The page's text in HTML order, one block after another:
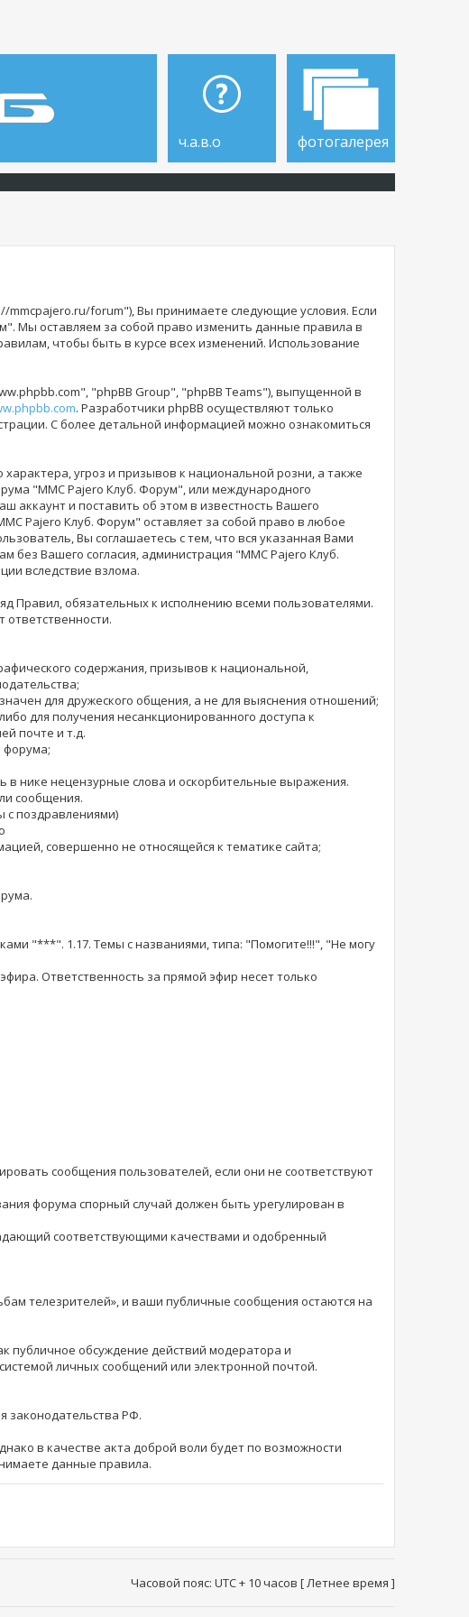
ч.а.в.о фотогалерея
forum"), Вы принимаете следующие условия. Если
Мы оставляем за собой право изменить данные правила в
чтобы быть в курсе всех изменений. Использование
"phpBB Group", "phpBB Teams"), выпущенной в
. Разработчики phpBB осуществляют только
С более детальной информацией можно ознакомиться
угроз и призывов к национальной розни, а также
"MMC Pajero Клуб. Форум", или международного
аккаунт и поставить об этом в известность Вашего
Pajero Клуб. Форум" оставляет за собой право в любое
Вы соглашаетесь с тем, что вся указанная Вами
Вашего согласия, администрация "MMC Pajero Клуб.
вследствие взлома.
Правил, обязательных к исполнению всеми пользователями.
содержания, призывов к национальной,
для дружеского общения, а не для выяснения отношений;
для получения несанкционированного доступа к
почте и т.д.
форума;
в нике нецензурные слова и оскорбительные выражения.
сообщения.
с поздравлениями)
совершенно не относящейся к тематике сайта;
"***". 1.17. Темы с названиями, типа: "Помогите!!!", "Не могу
Ответственность за прямой эфир несет только
сообщения пользователей, если они не соответствуют
форума спорный случай должен быть урегулирован в
соответствующими качествами и одобренный
телезрителей», и ваши публичные сообщения остаются на
публичное обсуждение действий модератора и
личных сообщений или электронной почтой.
законодательства РФ.
в качестве акта доброй воли будет по возможности
данные правила.
Часовой пояс: UTC + 10 часов [ Летнее время ]